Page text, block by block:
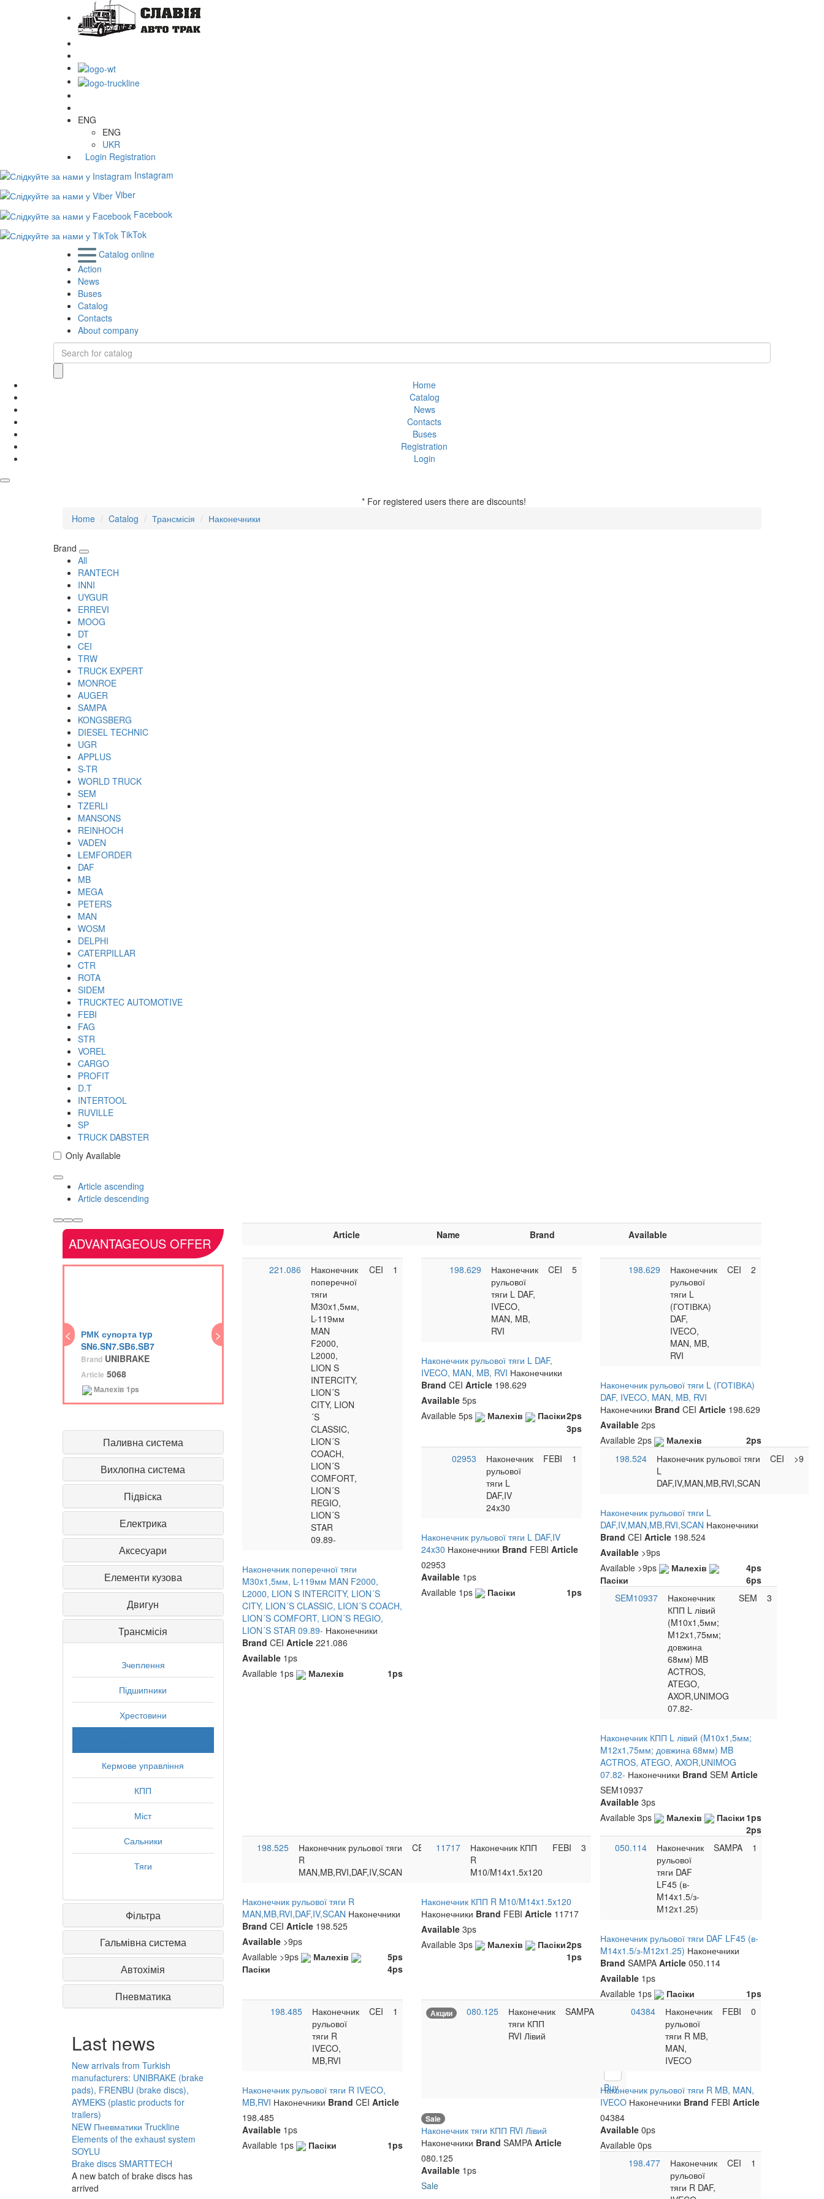
ENG
ENG
UKR
Login Registration
Instagram
Viber
Facebook
TikTok
Catalog online
Action
News
Buses
Catalog
Contacts
About company
Home
Catalog
News
Contacts
Buses
Registration
Login
* For registered users there are discounts!
Home
Catalog Трансмісія Наконечники
Brand
All
RANTECH
INNI
UYGUR
ERREVI
MOOG
DT
CEI
TRW
TRUCK EXPERT
MONROE
AUGER
SAMPA
KONGSBERG
DIESEL TECHNIC
UGR
APPLUS
S-TR
WORLD TRUCK
SEM
TZERLI
MANSONS
REINHOCH
VADEN
LEMFORDER
DAF
MB
MEGA
PETERS
MAN
WOSM
DELPHI
CATERPILLAR
CTR
ROTA
SIDEM
TRUCKTEC AUTOMOTIVE
FEBI
FAG
STR
VOREL
CARGO
PROFIT
D.T
INTERTOOL
RUVILLE
SP
TRUCK DABSTER
Only Available
Article ascending
Article descending
ADVANTAGEOUS OFFER
<
РМК супорта typ
SN6.SN7.SB6.SB7
Brand UNIBRAKE
Article 5068
Малехів 1ps
> ПГУ DAF новий тип
TRUCKLINE
KO.07.028
1ps
Бризговик 65x210 см на
BrandAYMEKS
Article42U1010
Малехів 4ps
Пасіки
5ps
Малехів 5ps
2ps
> <
ArticleWT0029
Пасіки
Паливна система
Вихлопна система
Підвіска
Електрика
Аксесуари
Елементи кузова
Двигун
Трансмісія
Зчеплення
Підшипники
Хрестовини
Кермове управління
КПП
Міст
Сальники
Тяги
Фільтра
Гальмівна система
Автохімія
Пневматика
Last news
New arrivals from Turkish
manufacturers: UNIBRAKE (brake
pads), FRENBU (brake discs),
AYMEKS (plastic products for
trailers)
NEW Пневматики Truckline
Elements of the exhaust system
SOYLU
Brake discs SMARTTECH
A new batch of brake discs has
arrived
Article Name Brand Available
221.086
Наконечник
поперечної
тяги
M30x1,5мм,
L-119мм
MAN
F2000,
L2000,
LION S
INTERCITY,
LION´S
CITY, LION
´S
CLASSIC,
LION´S
COACH,
LION´S
COMFORT,
LION´S
REGIO,
LION´S
STAR
09.89-
CEI 1
Наконечник поперечної тяги
M30x1,5мм, L-119мм MAN F2000,
L2000, LION S INTERCITY, LION´S
CITY, LION´S CLASSIC, LION´S COACH,
LION´S COMFORT, LION´S REGIO,
LION´S STAR 09.89- Наконечники
Brand CEI Article221.086
Available1ps
Available 1ps Малехів 1ps
198.629
Наконечник
рульової
тяги L DAF,
IVECO,
MAN, MB,
RVI
CEI 5
Наконечник рульової тяги L DAF,
IVECO, MAN, MB, RVI Наконечники
Brand CEI Article198.629
Available5ps
Available 5ps Малехів 2ps
Пасіки
3ps
198.629
Наконечник
рульової
тяги L
(ГОТІВКА)
DAF,
IVECO,
MAN, MB,
RVI
CEI 2
Наконечник рульової тяги L (ГОТІВКА)
DAF, IVECO, MAN, MB, RVI
Наконечники Brand CEIArticle 198.629
Available 2ps
Available2ps Малехів
2ps
02953
Наконечник
рульової
тяги L
DAF,IV
24x30
FEBI 1
Наконечник рульової тяги L DAF,IV
24x30 Наконечники Brand FEBI Article
02953
Available1ps
Available 1ps Пасіки 1ps
198.524
Наконечник рульової тяги
L
DAF,IV,MAN,MB,RVI,SCAN
CEI >9
Наконечник рульової тяги L
DAF,IV,MAN,MB,RVI,SCAN Наконечники
Brand CEIArticle 198.524
Available >9ps
Available >9ps Малехів
4ps
Пасіки
6ps
SEM10937
Наконечник
КПП L лівий
(M10x1,5мм;
M12x1,75мм;
довжина
68мм) MB
ACTROS,
ATEGO,
AXOR,UNIMOG
07.82-
SEM 3
Наконечник КПП L лівий (M10x1,5мм;
M12x1,75мм; довжина 68мм) MB
ACTROS, ATEGO, AXOR,UNIMOG
07.82- Наконечники Brand SEMArticle
SEM10937
Available 3ps
Available3ps Малехів 1ps
Пасіки
2ps
198.525
Наконечник рульової тяги
R
MAN,MB,RVI,DAF,IV,SCAN
CEI >9
Наконечник рульової тяги R
MAN,MB,RVI,DAF,IV,SCAN Наконечники
Brand CEI Article198.525
Available>9ps
Available >9ps Малехів
5ps
Пасіки
4ps
11717
Наконечник КПП
R
M10/M14x1.5x120
FEBI 3
Наконечник КПП R M10/M14x1.5x120
Наконечники Brand FEBI Article11717
Available3ps
Available 3ps Малехів 2ps
Пасіки
1ps
050.114
Наконечник
рульової
тяги DAF
LF45 (в-
M14x1.5/з-
M12x1.25)
SAMPA 1
Наконечник рульової тяги DAF LF45 (в-
M14x1.5/з-M12x1.25) Наконечники
Brand SAMPAArticle 050.114
Available 1ps
Available 1ps Пасіки
1ps
198.485
Наконечник
рульової
тяги R
IVECO,
MB,RVI
CEI 1
Наконечник рульової тяги R IVECO,
MB,RVI Наконечники Brand CEI Article
198.485
Available1ps
Available 1ps Пасіки 1ps
Акции 080.125
Наконечник
тяги КПП
RVI Лівий
SAMPA
Buy
Sale
Наконечник тяги КПП RVI Лівий
Наконечники Brand SAMPA Article
080.125
Available1ps
Sale
04384
Наконечник
рульової
тяги R MB,
MAN,
IVECO
FEBI 0
Наконечник рульової тяги R MB, MAN,
IVECO Наконечники Brand FEBIArticle
04384
Available 0ps
Available0ps
198.477
Наконечник
рульової
тяги R DAF,
CEI 1